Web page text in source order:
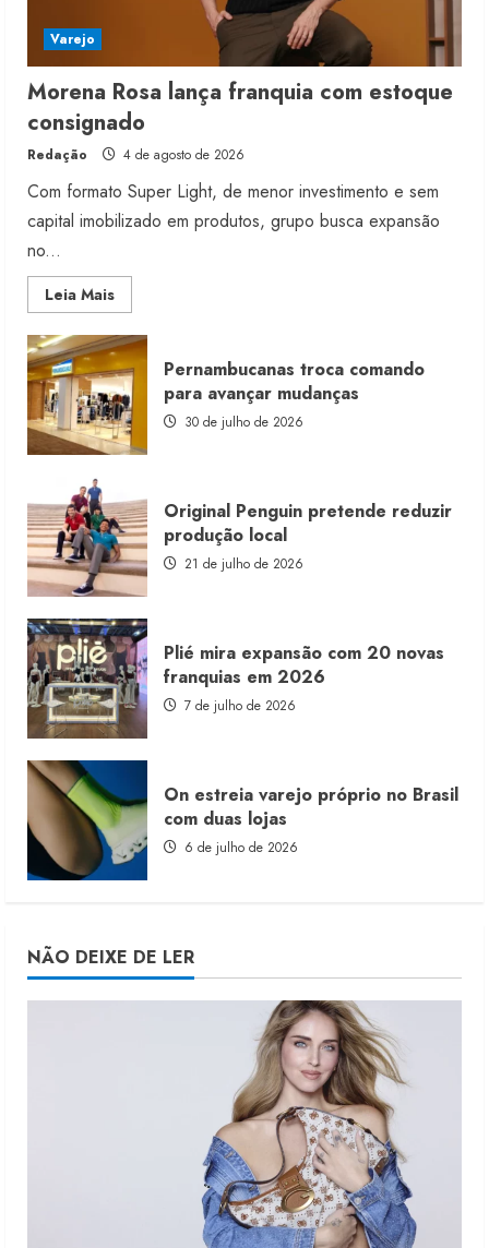
Varejo
Morena Rosa lança franquia com estoque
consignado
Redação 4 de agosto de 2026
Com formato Super Light, de menor investimento e sem
capital imobilizado em produtos, grupo busca expansão
no...
Leia MaisRead
more
Morena
Rosa
lança
franquia
com
estoque
consignado
Pernambucanas troca comando
para avançar mudanças
30 de julho de 2026
Original Penguin pretende reduzir
produção local
21 de julho de 2026
Plié mira expansão com 20 novas
franquias em 2026
7 de julho de 2026
On estreia varejo próprio no Brasil
com duas lojas
6 de julho de 2026
NÃO DEIXE DE LER